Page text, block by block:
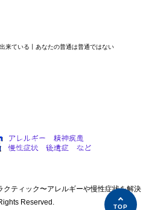
来ている丨あなたの普通は普通ではない
ティック〜アレルギーや慢性症状を解決
Reserved.